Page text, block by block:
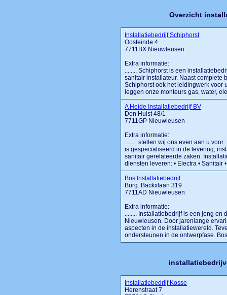
Overzicht
Installatiebedrijf Schiphorst
Oosteinde 4
7711BX Nieuwleusen
Extra informatie:
........ Schiphorst is een
sanitair installateur. Naast complete
Schiphorst ook het leidingwerk voor
leggen onze monteurs gas, water,
A Heide Installatiebedrijf BV
Den Hulst 48/1
7711GP Nieuwleusen
Extra informatie:
........ stellen wij ons even aan u
is gespecialiseerd in de levering,
sanitair gerelateerde zaken.
diensten leveren: • Electra • Sanitair
Bos Installatiebedrijf
Burg. Backxlaan 319
7711AD Nieuwleusen
Extra informatie:
........ Installatiebedrijf is een jong
Nieuwleusen. Door jarenlange
aspecten in de installatiewereld.
ondersteunen in de ontwerpfase.
Installatiebedrijf Kosse
Herenstraat 7